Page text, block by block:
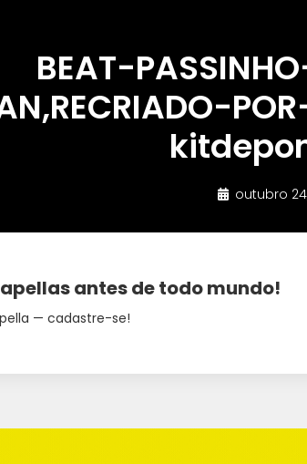
BEAT-
outubro
antes de todo mundo!
— cadastre-se!